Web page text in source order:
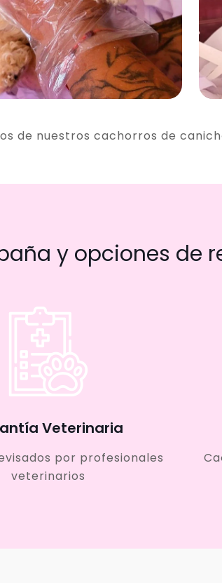
de nuestros cachorros de
y opciones de
Veterinaria
por profesionales
veterinarios